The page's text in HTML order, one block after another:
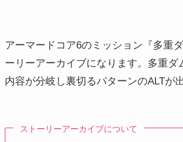
アーマードコア6のミッション『多重
ーリーアーカイブになります。多重ダ
内容が分岐し裏切るパターンのALTが
ストーリーアーカイブについて